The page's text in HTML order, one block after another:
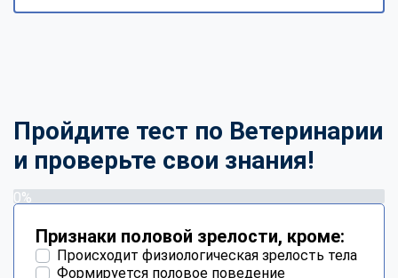
Пройдите тест по Ветеринарии
и проверьте свои знания!
0%
Признаки половой зрелости, кроме:
Происходит физиологическая зрелость тела
Формируется половое поведение